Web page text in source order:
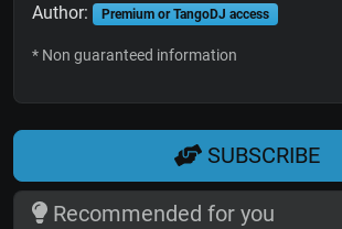
Author: Premium or TangoDJ access
* Non guaranteed information
SUBSCRIBE
Recommended for you